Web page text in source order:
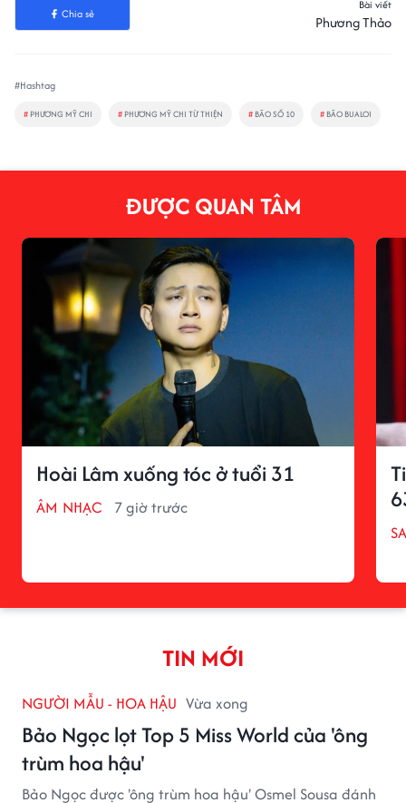
Chia sẻ
Bài viết
Phương Thảo
#Hashtag
# PHƯƠNG MỸ CHI # PHƯƠNG MỸ CHI TỪ THIỆN # BÃO SỐ 10 # BÃO BUALOI
ĐƯỢC QUAN TÂM
Hoài Lâm xuống tóc ở tuổi 31
ÂM NHẠC 7 giờ trước
TIN MỚI
NGƯỜI MẪU - HOA HẬU Vừa xong
Bảo Ngọc lọt Top 5 Miss World của 'ông
trùm hoa hậu'
Bảo Ngọc được 'ông trùm hoa hậu' Osmel Sousa đánh